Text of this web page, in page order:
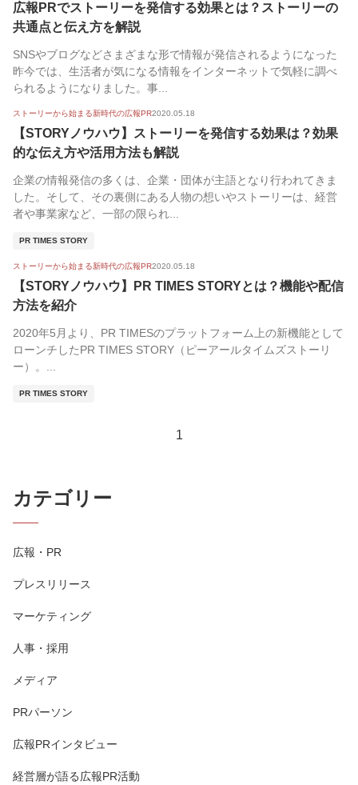
広報PRでストーリーを発信する効果とは？ストーリーの
共通点と伝え方を解説
SNSやブログなどさまざまな形で情報が発信されるようになった
昨今では、生活者が気になる情報をインターネットで気軽に調べ
られるようになりました。事...
ストーリーから始まる新時代の広報PR2020.05.18
【STORYノウハウ】ストーリーを発信する効果は？効果
的な伝え方や活用方法も解説
企業の情報発信の多くは、企業・団体が主語となり行われてきま
した。そして、その裏側にある人物の想いやストーリーは、経営
者や事業家など、一部の限られ...
PR TIMES STORY
ストーリーから始まる新時代の広報PR2020.05.18
【STORYノウハウ】PR TIMES STORYとは？機能や配信
方法を紹介
2020年5月より、PR TIMESのプラットフォーム上の新機能として
ローンチしたPR TIMES STORY（ピーアールタイムズストーリ
ー）。...
PR TIMES STORY
1
カテゴリー
広報・PR
プレスリリース
マーケティング
人事・採用
メディア
PRパーソン
広報PRインタビュー
経営層が語る広報PR活動